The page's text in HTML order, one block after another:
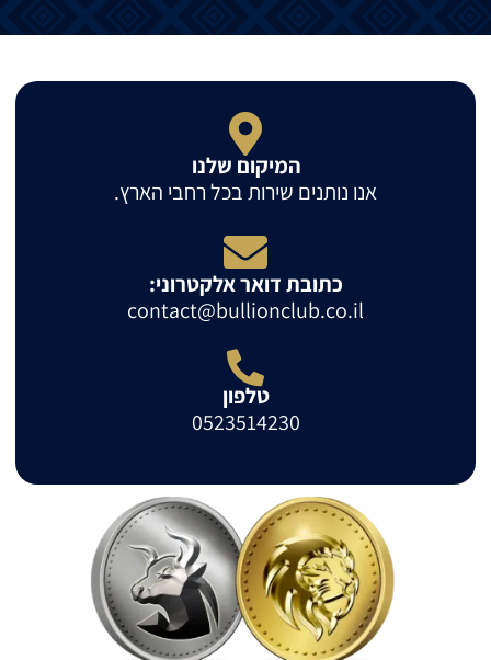
המיקום שלנו
אנו נותנים שירות בכל רחבי הארץ.
כתובת דואר אלקטרוני:
contact@bullionclub.co.il
טלפון
0523514230